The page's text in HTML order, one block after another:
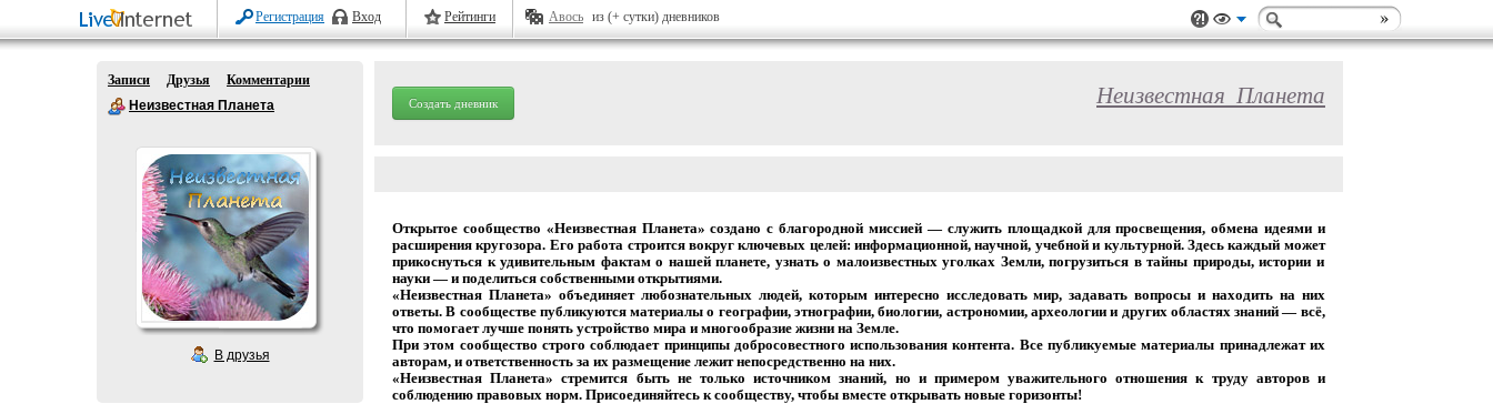
Регистрация Вход Рейтинги Авось из (+ сутки) дневников
Записи Друзья
Комментарии
Неизвестная Планета
В друзья
Создать дневник Неизвестная_Планета
Открытое сообщество «НеизвестнаяПланета» создано с благородной миссией — служитьплощадкойдляпросвещения, обмена идеями и
расширения кругозора. Его работа строитсявокругключевых целей: информационной, научной, учебнойи культурной.Здеськаждый может
прикоснуться кудивительным фактамо нашейпланете, узнатьо малоизвестныхуголках Земли,погрузиться втайны природы,истории и
науки — и поделиться собственными открытиями.
«Неизвестная Планета» объединяетлюбознательныхлюдей,которыминтересно исследоватьмир, задавать вопросы и находить на них
ответы. В сообществепубликуютсяматериалы о географии,этнографии, биологии, астрономии,археологиии другихобластяхзнаний — всё,
что помогаетлучше понять устройство мира и многообразие жизни на Земле.
При этом сообщество строго соблюдаетпринципыдобросовестного использования контента. Всепубликуемые материалы принадлежатих
авторам, и ответственность за их размещение лежитнепосредственно на них.
«Неизвестная Планета» стремится бытьнетолько источником знаний, но ипримеромуважительного отношения ктрудуавторови
соблюдению правовых норм. Присоединяйтесь ксообществу, чтобы вместе открывать новые горизонты!